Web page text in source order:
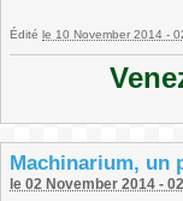
Édité le 10 November 2014 -
Machinarium, un
le 02 November 2014 -